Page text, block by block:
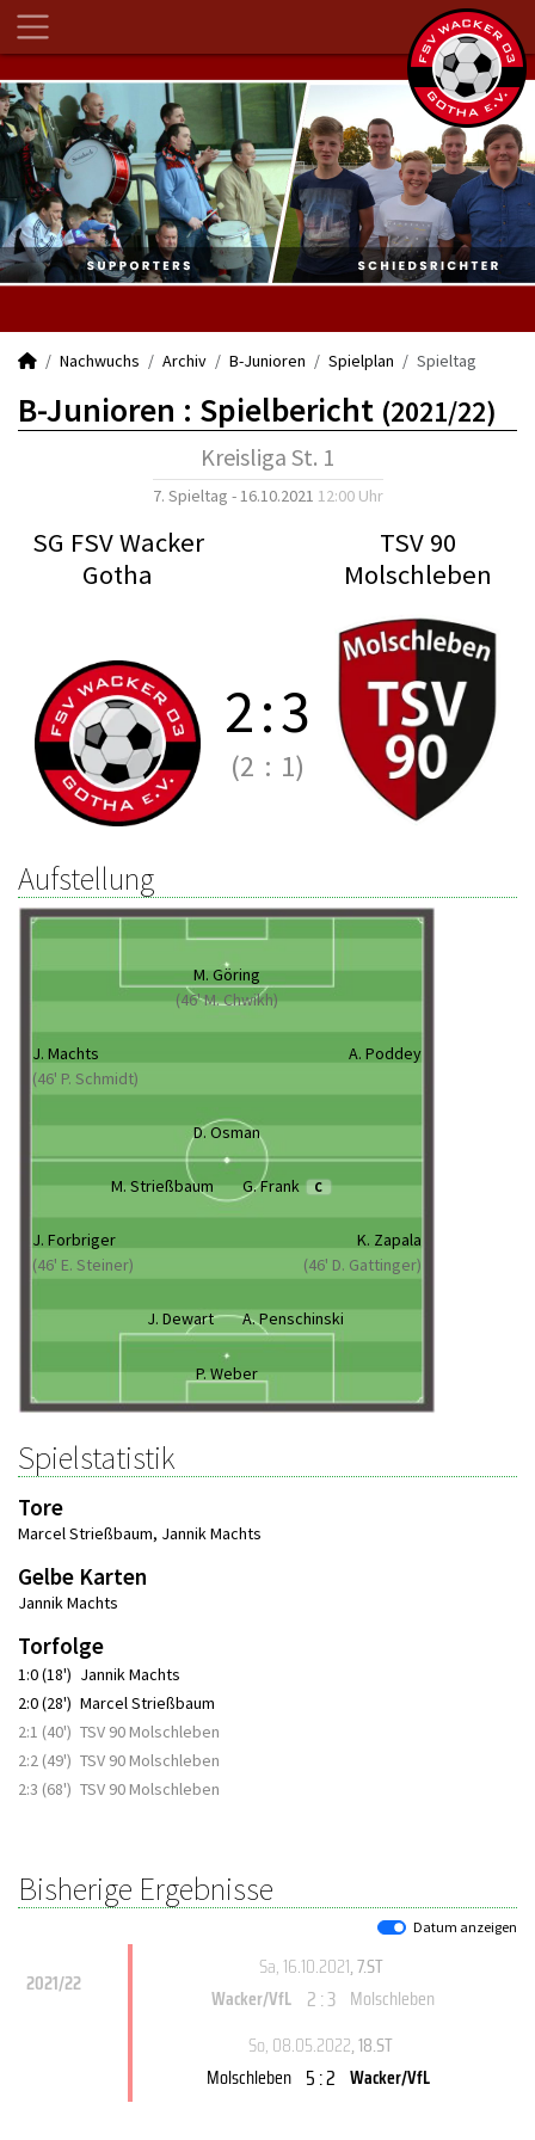
Nachwuchs Archiv B-Junioren Spielplan Spieltag
B-Junioren : Spielbericht (2021/22)
Kreisliga St. 1
7. Spieltag - 16.10.2021 12:00 Uhr
SG FSV Wacker
Gotha
TSV 90
Molschleben
2:3
(2 : 1)
Aufstellung
M. Göring
(46' M. Chwikh)
J. Machts
(46' P. Schmidt)
A. Poddey
D. Osman
M. Strießbaum G. Frank C
J. Forbriger
(46' E. Steiner)
K. Zapala
(46' D. Gattinger)
J. Dewart A. Penschinski
P. Weber
Spielstatistik
Tore
Marcel Strießbaum, Jannik Machts
Gelbe Karten
Jannik Machts
Torfolge
1:0 (18') Jannik Machts
2:0 (28') Marcel Strießbaum
2:1 (40') TSV 90 Molschleben
2:2 (49') TSV 90 Molschleben
2:3 (68') TSV 90 Molschleben
Bisherige Ergebnisse
Datum anzeigen
2021/22
Sa, 16.10.2021, 7.ST
Wacker/VfL 2 : 3 Molschleben
So, 08.05.2022, 18.ST
Molschleben 5 : 2 Wacker/VfL